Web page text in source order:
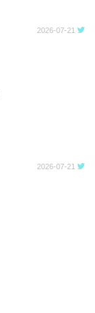
2026-07-21
2026-07-21